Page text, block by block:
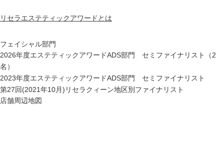
リセラエステティックアワードとは
フェイシャル部門
2026年度エステティックアワードADS部門 セミファイナリスト（2
名）
2023年度エステティックアワードADS部門 セミファイナリスト
第27回(2021年10月)リセラクィーン地区別ファイナリスト
店舗周辺地図